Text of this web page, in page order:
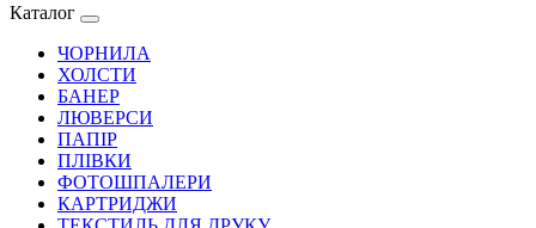
Каталог
ЧОРНИЛА
ХОЛСТИ
БАНЕР
ЛЮВЕРСИ
ПАПІР
ПЛІВКИ
ФОТОШПАЛЕРИ
КАРТРИДЖИ